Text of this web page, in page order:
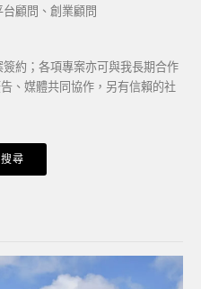
顧問、創業顧問
約；各項專案亦可與我長期合作
、媒體共同協作，另有信賴的社